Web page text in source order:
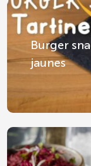
Burger
jaunes